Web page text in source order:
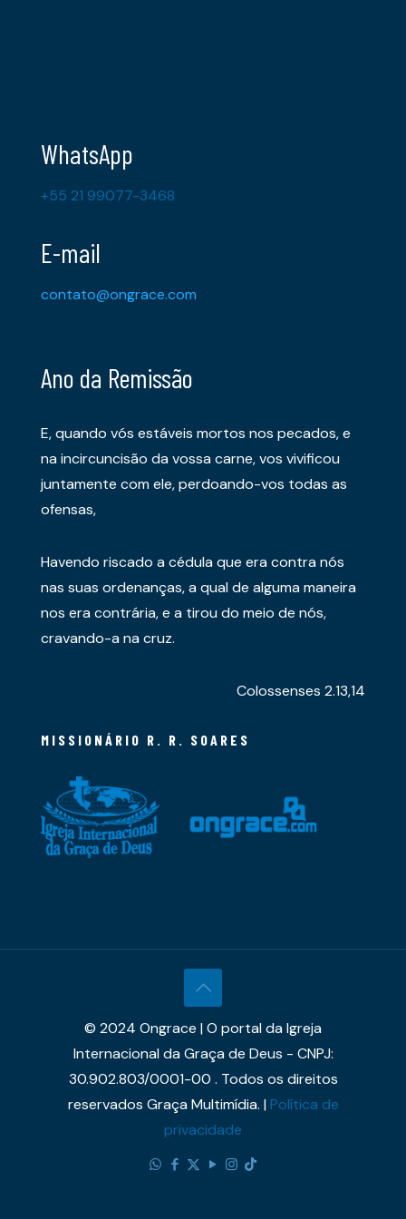
WhatsApp
+55 21 99077-3468
E-mail
contato@ongrace.com
Ano da Remissão
E, quando vós estáveis mortos nos pecados, e
na incircuncisão da vossa carne, vos vivificou
juntamente com ele, perdoando-vos todas as
ofensas,
Havendo riscado a cédula que era contra nós
nas suas ordenanças, a qual de alguma maneira
nos era contrária, e a tirou do meio de nós,
cravando-a na cruz.
Colossenses 2.13,14
MISSIONÁRIO R. R. SOARES
© 2024 Ongrace | O portal da Igreja
Internacional da Graça de Deus - CNPJ:
30.902.803/0001-00 . Todos os direitos
reservados Graça Multimídia. |Política de
privacidade